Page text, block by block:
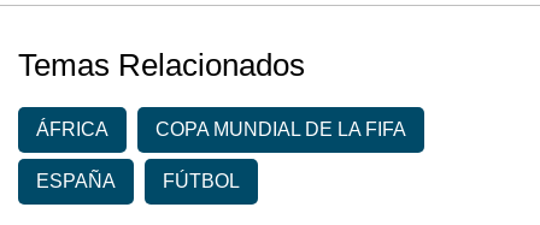
Temas Relacionados
ÁFRICA COPA MUNDIAL DE LA FIFA
ESPAÑA FÚTBOL